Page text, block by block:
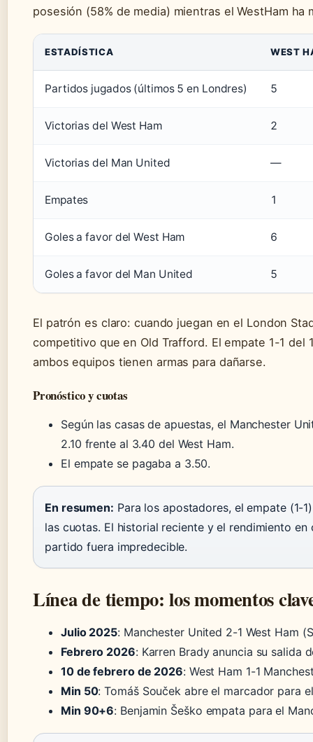
posesión (58% de media) mientras el WestHam
ESTADÍSTICA WEST
Partidos jugados (últimos 5 en Londres) 5
Victorias del West Ham 2
Victorias del Man United —
Empates 1
Goles a favor del West Ham 6
Goles a favor del Man United 5
El patrón es claro: cuando juegan en el London
competitivo que en Old Trafford. El empate 1-1
ambos equipos tienen armas para dañarse.
Pronóstico y cuotas
Según las casas de apuestas, el Manchester
2.10 frente al 3.40 del West Ham.
El empate se pagaba a 3.50.
En resumen: Para los apostadores, el empate (1-
las cuotas. El historial reciente y el rendimiento en
partido fuera impredecible.
Línea de tiempo: los momentos
Julio 2025: Manchester United 2-1 West Ham
Febrero 2026: Karren Brady anuncia su salida
10 de febrero de 2026: West Ham 1-1
Min 50: Tomáš Souček abre el marcador para
Min 90+6: Benjamin Šeško empata para el